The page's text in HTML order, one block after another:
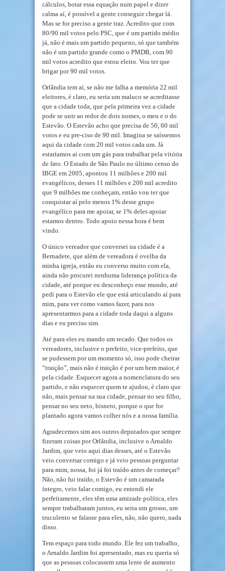
cálculos, botar essa equação num papel e dizer
calma aí, é possível a gente conseguir chegar lá.
Mas se for preciso a gente traz. Acredito que com
80/90 mil votos pelo PSC, que é um partido médio
já, não é mais um partido pequeno, só que também
não é um partido grande como o PMDB, com 90
mil votos acredito que estou eleito. Vou ter que
brigar por 90 mil votos.
Orlândia tem aí, se não me falha a memória 22 mil
eleitores, é claro, eu seria um maluco se acreditasse
que a cidade toda, que pela primeira vez a cidade
pode se unir ao redor de dois nomes, o meu e o do
Estevão. O Estevão acho que precisa de 50, 60 mil
votos e eu pre-ciso de 90 mil. Imagina se saíssemos
aqui da cidade com 20 mil votos cada um. Já
estaríamos aí com um gás para trabalhar pela vitória
de fato. O Estado de São Paulo no último censo do
IBGE em 2005, apontou 11 milhões e 200 mil
evangélicos, desses 11 milhões e 200 mil acredito
que 9 milhões me conheçam, então vou ter que
conquistar aí pelo menos 1% desse grupo
evangélico para me apoiar, se 1% deles apoiar
estamos dentro. Todo apoio nessa hora é bem
vindo.
O único vereador que conversei na cidade é a
Bernadete, que além de vereadora é ovelha da
minha igreja, então eu converso muito com ela,
ainda não procurei nenhuma liderança política da
cidade, até porque eu desconheço esse mundo, até
pedi para o Estevão ele que está articulando aí para
mim, para ver como vamos fazer, para nos
apresentarmos para a cidade toda daqui a alguns
dias e eu preciso sim.
Até para eles eu mando um recado. Que todos os
vereadores, inclusive o prefeito, vice-prefeito, que
se pudessem por um momento só, isso pode cheirar
“traição”, mais não é traição é por um bem maior, é
pela cidade. Esquecer agora a nomenclatura do seu
partido, e não esquecer quem te ajudou, é claro que
não, mais pensar na sua cidade, pensar no seu filho,
pensar no seu neto, bisneto, porque o que for
plantado agora vamos colher nós e a nossa família.
Agradecemos sim aos outros deputados que sempre
fizeram coisas por Orlândia, inclusive o Arnaldo
Jardim, que veio aqui dias desses, até o Estevão
veio conversar comigo e já veio pessoas perguntar
para mim, nossa, foi já foi traído antes de começar?
Não, não fui traído, o Estevão é um camarada
íntegro, veio falar comigo, eu entendi ele
perfeitamente, eles têm uma amizade política, eles
sempre trabalharam juntos, eu seria um grosso, um
truculento se falasse para eles, não, não quero, nada
disso.
Tem espaço para todo mundo. Ele fez um trabalho,
o Arnaldo Jardim foi apresentado, mas eu queria só
que as pessoas colocassem uma lente de aumento